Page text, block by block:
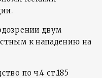
двум
к нападению на
по ч.4 ст.185